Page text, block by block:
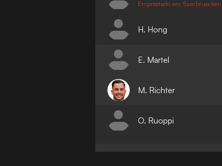
Emprestado em Saarbruecken
H. Hong
E. Martel
M. Richter
O. Ruoppi